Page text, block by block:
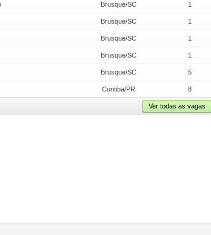
Brusque/SC 1
Brusque/SC 1
Brusque/SC 1
Brusque/SC 1
Brusque/SC 5
Curitiba/PR 8
Ver todas as vagas